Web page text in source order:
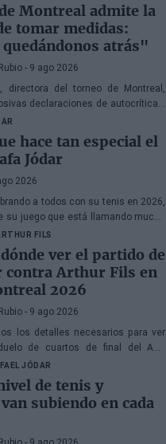
Montreal admite la
tomar medidas:
atrás"
- 9 ago 2026
directora del torneo de Montreal,
declaraciones de autocrítica y
si no quieren perder el evento.
hace tan especial el
Jódar
2026
a todos con su tenis en 2026,
su juego que está llamando mucho
FILS
ver el partido de
contra Arthur Fils en
2026
- 9 ago 2026
los detalles necesarios para ver
de cuartos de final del ATP
2026 entre Rafael Jódar y
JÓDAR
de tenis y
subiendo en cada